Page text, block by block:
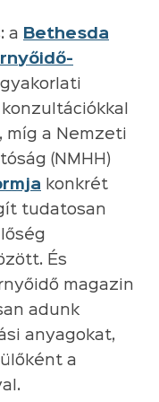
a Bethesda
gyakorlati
míg a Nemzeti
(NMHH)
konkrét
tudatosan
És
magazin
adunk
anyagokat,
a